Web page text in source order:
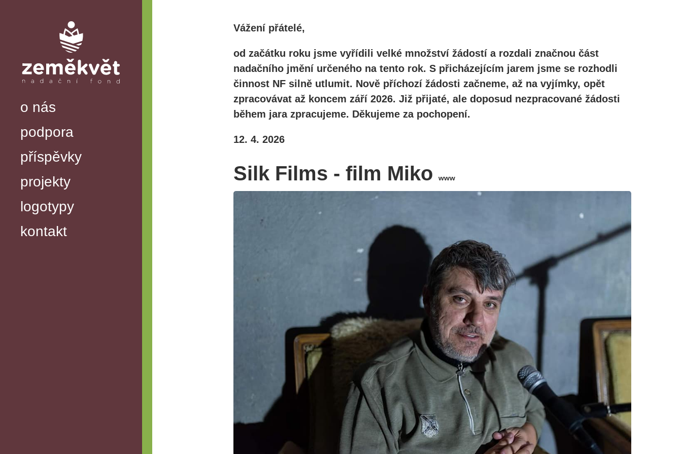
o nás
podpora
příspěvky
projekty
logotypy
kontakt
Vážení přátelé,
od začátku roku jsme vyřídili velké množství žádostí a rozdali značnou část
nadačního jmění určeného na tento rok. S přicházejícím jarem jsme se rozhodli
činnost NF silně utlumit. Nově příchozí žádosti začneme, až na vyjímky, opět
zpracovávat až koncem září 2026. Již přijaté, ale doposud nezpracované žádosti
během jara zpracujeme. Děkujeme za pochopení.
12. 4. 2026
Silk Films - film Miko www